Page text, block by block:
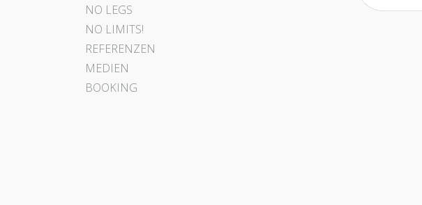
NO LEGS
NO LIMITS!
REFERENZEN
MEDIEN
BOOKING